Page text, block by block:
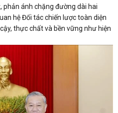
phản ánh chặng đường dài hai
hệ Đối tác chiến lược toàn diện
thực chất và bền vững như hiện